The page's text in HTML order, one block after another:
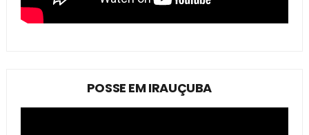
POSSE EM IRAUÇUBA